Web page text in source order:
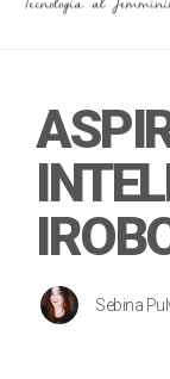
Sebina